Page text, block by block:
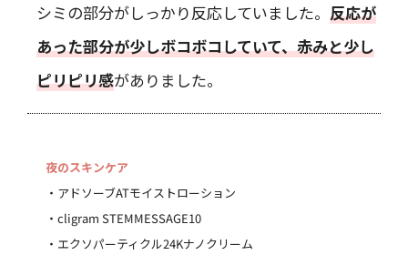
シミの部分がしっかり反応していました。 反応が
あった部分が少しボコボコしていて、赤みと少し
ピリピリ感がありました。
夜のスキンケア
・アドソーブATモイストローション
・cligram STEMMESSAGE10
・エクソパーティクル24Kナノクリーム